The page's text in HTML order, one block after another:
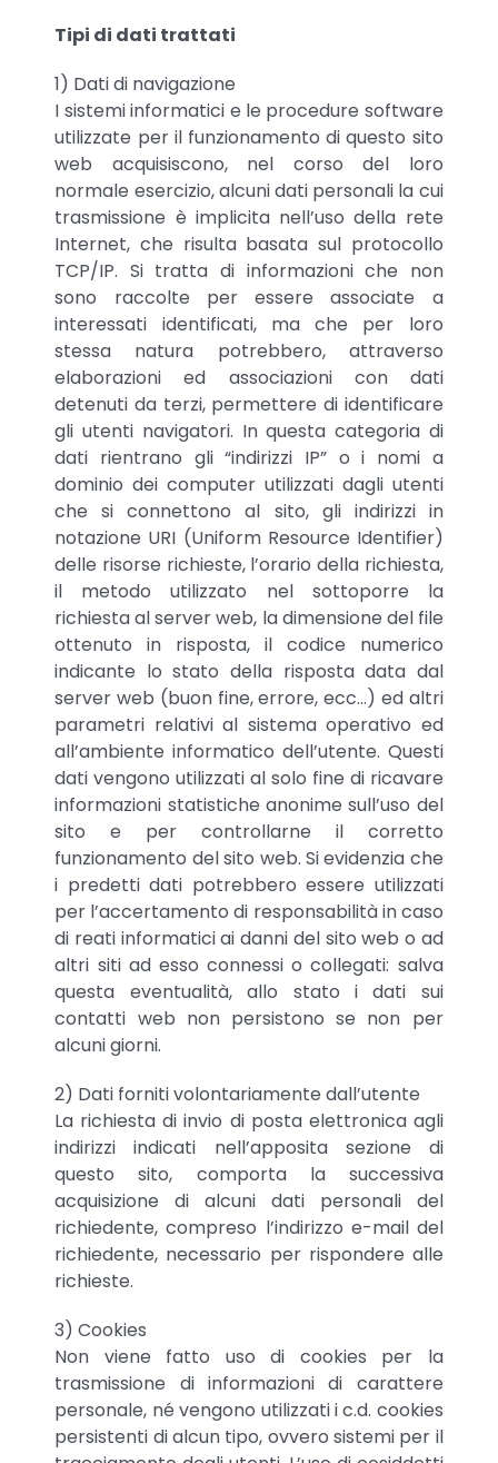
Tipi di dati trattati
1) Dati di navigazione
I sistemi informatici e le procedure software
utilizzate per il funzionamento di questo sito
web acquisiscono, nel corso del loro
normale esercizio, alcuni dati personali la cui
trasmissione è implicita nell’uso della rete
Internet, che risulta basata sul protocollo
TCP/IP. Si tratta di informazioni che non
sono raccolte per essere associate a
interessati identificati, ma che per loro
stessa natura potrebbero, attraverso
elaborazioni ed associazioni con dati
detenuti da terzi, permettere di identificare
gli utenti navigatori. In questa categoria di
dati rientrano gli “indirizzi IP” o i nomi a
dominio dei computer utilizzati dagli utenti
che si connettono al sito, gli indirizzi in
notazione URI (Uniform Resource Identifier)
delle risorse richieste, l’orario della richiesta,
il metodo utilizzato nel sottoporre la
richiesta al server web, la dimensione del file
ottenuto in risposta, il codice numerico
indicante lo stato della risposta data dal
server web (buon fine, errore, ecc…) ed altri
parametri relativi al sistema operativo ed
all’ambiente informatico dell’utente. Questi
dati vengono utilizzati al solo fine di ricavare
informazioni statistiche anonime sull’uso del
sito e per controllarne il corretto
funzionamento del sito web. Si evidenzia che
i predetti dati potrebbero essere utilizzati
per l’accertamento di responsabilità in caso
di reati informatici ai danni del sito web o ad
altri siti ad esso connessi o collegati: salva
questa eventualità, allo stato i dati sui
contatti web non persistono se non per
alcuni giorni.
2) Dati forniti volontariamente dall’utente
La richiesta di invio di posta elettronica agli
indirizzi indicati nell’apposita sezione di
questo sito, comporta la successiva
acquisizione di alcuni dati personali del
richiedente, compreso l’indirizzo e-mail del
richiedente, necessario per rispondere alle
richieste.
3) Cookies
Non viene fatto uso di cookies per la
trasmissione di informazioni di carattere
personale, né vengono utilizzati i c.d. cookies
persistenti di alcun tipo, ovvero sistemi per il